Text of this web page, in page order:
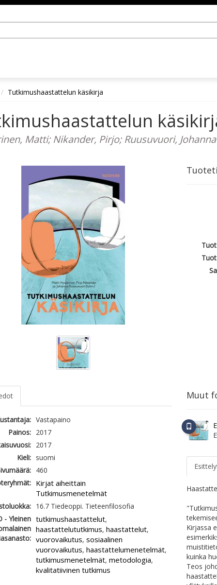
Tutkimushaastattelun käsikirja
Matti; Nikander, Pirjo; Ruusuvuori, Johanna
Vastapaino
Painos:
2017
2017
Kieli:
suomi
460
Kirjat aiheittain
Tutkimusmenetelmät
16.7 Tiedeoppi. Tieteenfilosofia
- Yleinen tutkimushaastattelut,
haastattelututkimus, haastattelut,
vuorovaikutus, sosiaalinen
vuorovaikutus, haastattelumenetelmät,
tutkimusmenetelmät, metodologia,
kvalitatiivinen tutkimus
Muut
Kirjassa
kuinka
Teos